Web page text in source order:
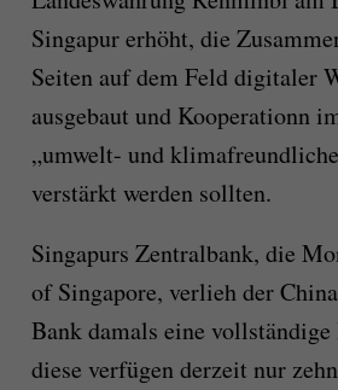
Singapur erhöht, die
Seiten auf dem Feld digitaler
ausgebaut und Kooperationn
„umwelt- und
verstärkt werden sollten.
Singapurs Zentralbank, die
of Singapore, verlieh der
Bank damals eine
diese verfügen derzeit nur